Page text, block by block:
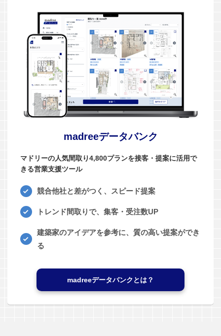
madreeデータバンク
マドリーの人気間取り4,800プランを接客・提案に活用で
きる営業支援ツール
競合他社と差がつく、スピード提案
トレンド間取りで、集客・受注数UP
建築家のアイデアを参考に、質の高い提案ができ
る
madreeデータバンクとは？